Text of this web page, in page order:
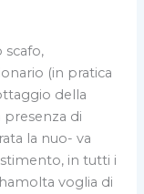
scafo,
(in pratica
della
presenza di
la nuo- va
in tutti i
voglia di